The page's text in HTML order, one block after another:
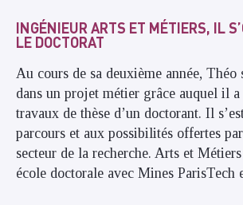
INGÉNIEUR ARTS ET MÉTIERS, IL
LE DOCTORAT
Au cours de sa deuxième année, Théo
dans un projet métier grâce auquel il
travaux de thèse d’un doctorant. Il
parcours et aux possibilités offertes
secteur de la recherche. Arts et
école doctorale avec Mines ParisTech